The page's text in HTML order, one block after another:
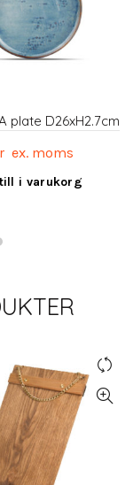
plate D26xH2.7cm
ex. moms
i varukorg